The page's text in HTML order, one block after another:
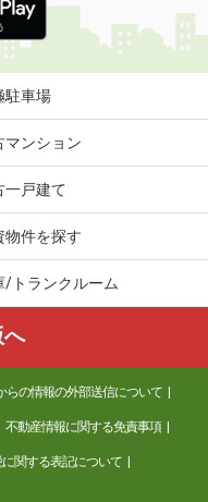
駐車場
マンション
一戸建て
物件を探す
/トランクルーム
へ
らの情報の外部送信について
不動産情報に関する免責事項
関する表記について